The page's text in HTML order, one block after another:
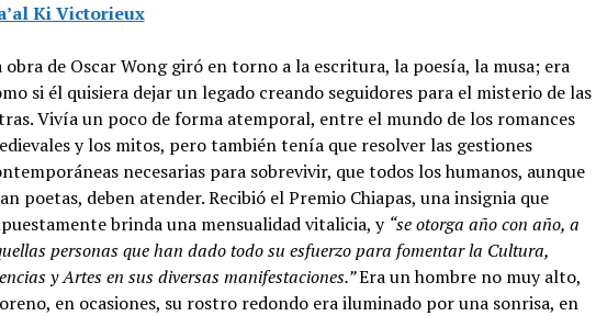
Ki Victorieux
obra de Oscar Wong giró en torno a la escritura, la poesía, la musa; era
si él quisiera dejar un legado creando seguidores para el misterio de las
Vivía un poco de forma atemporal, entre el mundo de los romances
y los mitos, pero también tenía que resolver las gestiones
necesarias para sobrevivir, que todos los humanos, aunque
poetas, deben atender. Recibió el Premio Chiapas, una insignia que
brinda una mensualidad vitalicia, y “se otorga año con año, a
personas que han dado todo su esfuerzo para fomentar la Cultura,
y Artes en sus diversas manifestaciones.”Era un hombre no muy alto,
en ocasiones, su rostro redondo era iluminado por una sonrisa, en